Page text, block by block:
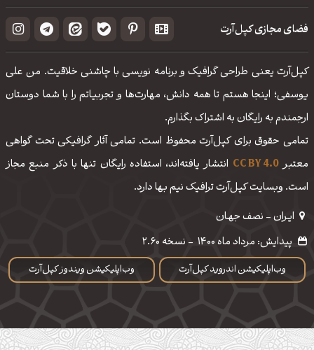
فضای مجازی کپل‌آرت
کپل‌آرت یعنی طراحی گرافیک و برنامه نویسی با چاشنی خلاقیت. من علی
یوسفی؛ اینجا هستم تا همه دانش، مهارت‌‌ها و تجربیاتم را با شما دوستان
ارجمندم به رایگان به اشتراک بگذارم.
تمامی حقوق برای کپل‌آرت محفوظ است. تمامی آثار گرافیکی تحت گواهی
معتبرCC BY 4.0 انتشار یافته‌اند، استفاده رایگان تنها با ذکر منبع مجاز
است. وبسایت کپل‌آرت ترافیک نیم بها دارد.
ایـران - نصف جهـان
وب‌اپلیکیشن اندروید کپل‌آرت وب‌اپلیکیشن ویندوز کپل‌آرت
پیدایش: مرداد ماه 1400 - نسخه 2.60